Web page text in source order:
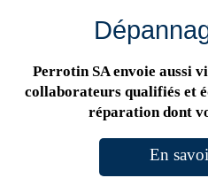
Perrotin SA envoie aussi
collaborateurs qualifiés et
réparation dont
En